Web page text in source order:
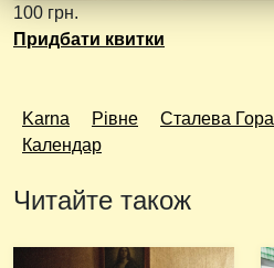
100 грн.
Придбати квитки
Karna Рівне
Сталева Гора
Календар
Читайте також